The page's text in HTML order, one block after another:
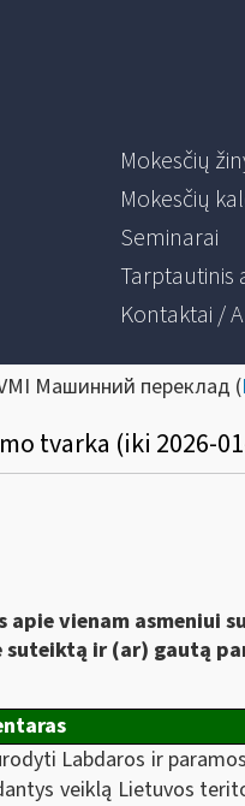
Mokesčių
Mokesčių
Seminarai
Tarptautinis
Kontaktai /
Машинний переклад (
tvarka (iki 2026-
vienam asmeniui
suteiktą ir (ar) gautą
Labdaros ir
veiklą Lietuvos